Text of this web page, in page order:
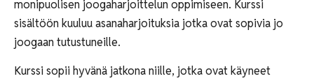
monipuolisen joogaharjoittelun oppimiseen. Kurssi
sisältöön kuuluu asanaharjoituksia jotka ovat sopivia jo
joogaan tutustuneille.
Kurssi sopii hyvänä jatkona niille, jotka ovat käyneet